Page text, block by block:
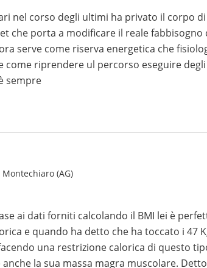
nel corso degli ultimi ha privato il corpo
che porta a modificare il reale fabbisogno
serve come riserva energetica che
come riprendere ul percorso eseguire
sempre
(AG)
ai dati forniti calcolando il BMI lei è
e quando ha detto che ha toccato i 47
una restrizione calorica di questo
la sua massa magra muscolare.